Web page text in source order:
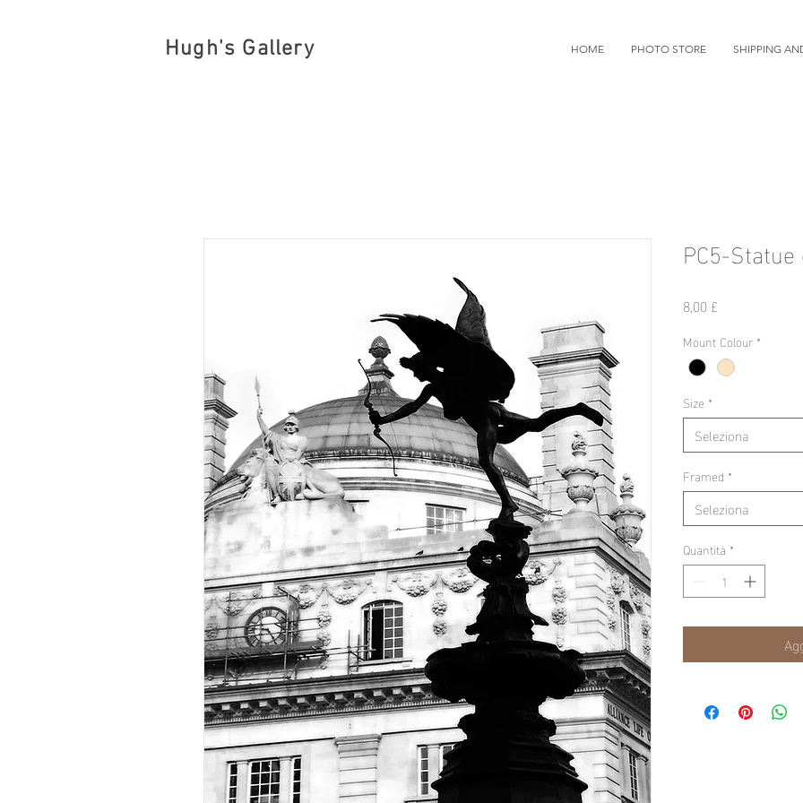
Hugh's Gallery HOME PHOTO STORE SHIPPING
PC5-
8,00 £
Mount Colour *
Size *
Seleziona
Framed *
Seleziona
Quantità *